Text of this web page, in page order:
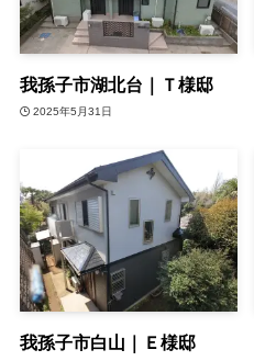
我孫子市湖北台｜Ｔ様邸
2025年5月31日
我孫子市白山｜Ｅ様邸